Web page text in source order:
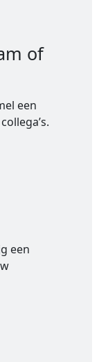
of
een
een